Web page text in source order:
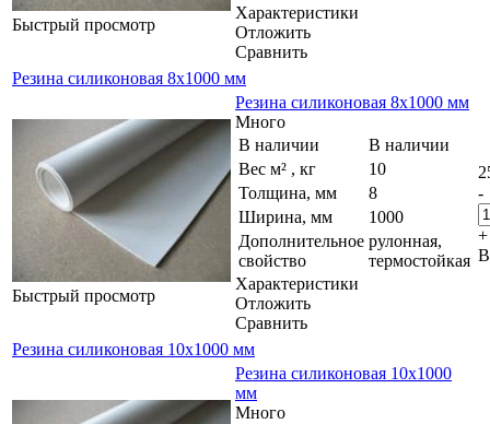
Быстрый просмотр
Характеристики
Отложить
Сравнить
Резина силиконовая 8х1000 мм
Быстрый просмотр
Резина силиконовая 8х1000 мм
Много
В наличии
В наличии
Вес м² , кг
10
Толщина, мм
8
Ширина, мм
1000
Дополнительное
свойство
рулонная,
термостойкая
Характеристики
Отложить
Сравнить
-
+
В
Резина силиконовая 10х1000 мм
Резина силиконовая 10х1000
мм
Много